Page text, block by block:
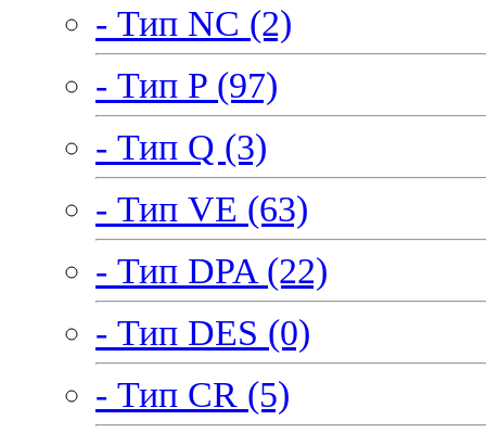
- Тип NC (2)
- Тип P (97)
- Тип Q (3)
- Тип VE (63)
- Тип DPA (22)
- Тип DES (0)
- Тип CR (5)